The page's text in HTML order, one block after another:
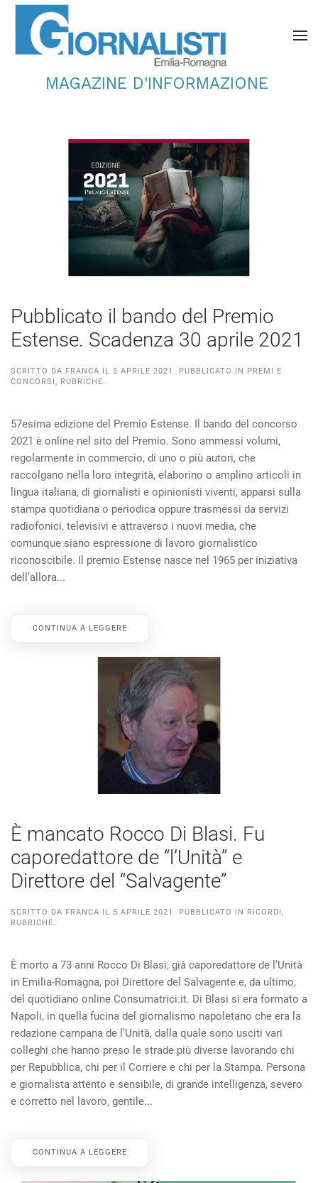
MAGAZINE D'INFORMAZIONE
Pubblicato il bando del Premio
Estense. Scadenza 30 aprile 2021
SCRITTO DA FRANCA IL 5 APRILE 2021 . PUBBLICATO IN
PREMI E
CONCORSI , RUBRICHE.
57esima edizione del Premio Estense. Il bando del concorso
2021 è online nel sito del Premio. Sono ammessi volumi,
regolarmente in commercio, di uno o più autori, che
raccolgano nella loro integrità, elaborino o amplino articoli in
lingua italiana, di giornalisti e opinionisti viventi, apparsi sulla
stampa quotidiana o periodica oppure trasmessi da servizi
radiofonici, televisivi e attraverso i nuovi media, che
comunque siano espressione di lavoro giornalistico
riconoscibile. Il premio Estense nasce nel 1965 per iniziativa
dell’allora...
CONTINUA A LEGGERE
È mancato Rocco Di Blasi. Fu
caporedattore de “l’Unità” e
Direttore del “Salvagente”
SCRITTO DA FRANCA IL 5 APRILE 2021 . PUBBLICATO IN RICORDI ,
RUBRICHE.
È morto a 73 anni Rocco Di Blasi, già caporedattore de l’Unità
in Emilia-Romagna, poi Direttore del Salvagente e, da ultimo,
del quotidiano online Consumatrici.it. Di Blasi si era formato a
Napoli, in quella fucina del giornalismo napoletano che era la
redazione campana de l’Unità, dalla quale sono usciti vari
colleghi che hanno preso le strade più diverse lavorando chi
per Repubblica, chi per il Corriere e chi per la Stampa. Persona
e giornalista attento e sensibile, di grande intelligenza, severo
e corretto nel lavoro, gentile...
CONTINUA A LEGGERE